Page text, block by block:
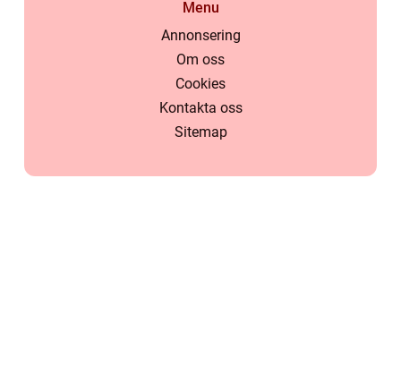
Menu
Annonsering
Om oss
Cookies
Kontakta oss
Sitemap